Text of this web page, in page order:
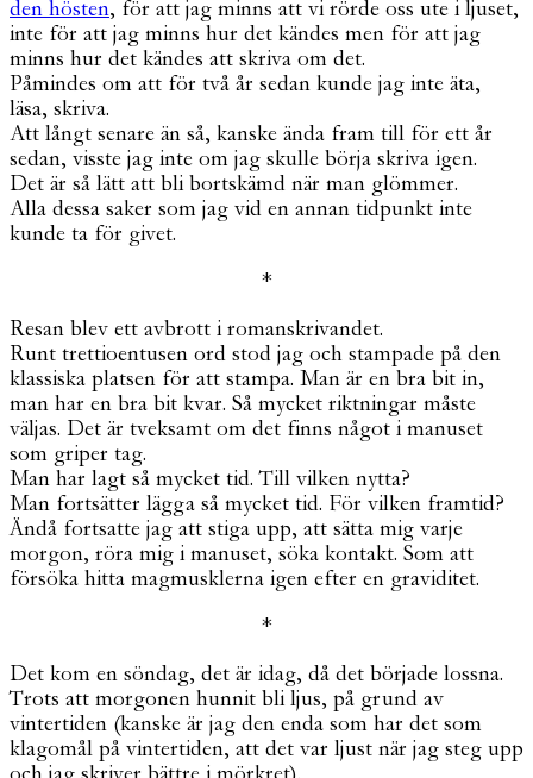
den hösten, för att jag minns att vi rörde oss ute i ljuset,
inte för att jag minns hur det kändes men för att jag
minns hur det kändes att skriva om det.
Påmindes om att för två år sedan kunde jag inte äta,
läsa, skriva.
Att långt senare än så, kanske ända fram till för ett år
sedan, visste jag inte om jag skulle börja skriva igen.
Det är så lätt att bli bortskämd när man glömmer.
Alla dessa saker som jag vid en annan tidpunkt inte
kunde ta för givet.
*
Resan blev ett avbrott i romanskrivandet.
Runt trettioentusen ord stod jag och stampade på den
klassiska platsen för att stampa. Man är en bra bit in,
man har en bra bit kvar. Så mycket riktningar måste
väljas. Det är tveksamt om det finns något i manuset
som griper tag.
Man har lagt så mycket tid. Till vilken nytta?
Man fortsätter lägga så mycket tid. För vilken framtid?
Ändå fortsatte jag att stiga upp, att sätta mig varje
morgon, röra mig i manuset, söka kontakt. Som att
försöka hitta magmusklerna igen efter en graviditet.
*
Det kom en söndag, det är idag, då det började lossna.
Trots att morgonen hunnit bli ljus, på grund av
vintertiden (kanske är jag den enda som har det som
klagomål på vintertiden, att det var ljust när jag steg upp